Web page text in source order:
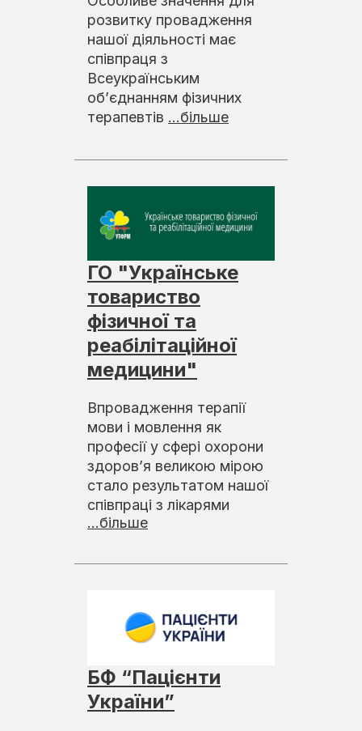
розвитку провадження
нашої діяльності має
співпраця з
Всеукраїнським
об’єднанням фізичних
терапевтів ...більше
ГО "Українське
товариство
фізичної та
реабілітаційної
медицини"
Впровадження терапії
мови і мовлення як
професії у сфері охорони
здоров’я великою мірою
стало результатом нашої
співпраці з лікарями
...більше
БФ “Пацієнти
України”